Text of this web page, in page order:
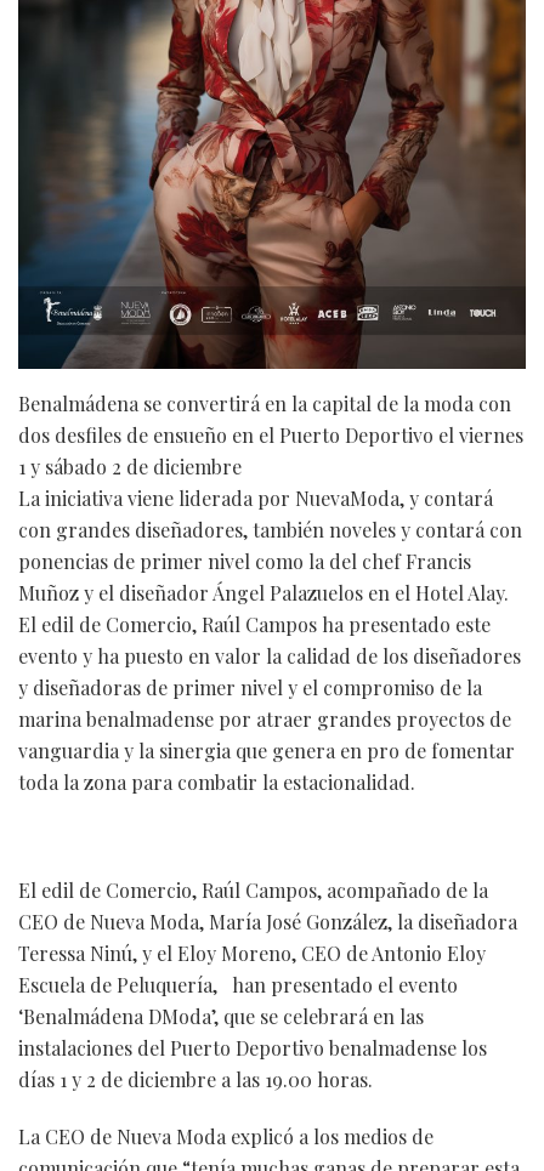
Benalmádena se convertirá en la capital de la moda con
dos desfiles de ensueño en el Puerto Deportivo el viernes
1 y sábado 2 de diciembre
La iniciativa viene liderada por NuevaModa, y contará
con grandes diseñadores, también noveles y contará con
ponencias de primer nivel como la del chef Francis
Muñoz y el diseñador Ángel Palazuelos en el Hotel Alay.
El edil de Comercio, Raúl Campos ha presentado este
evento y ha puesto en valor la calidad de los diseñadores
y diseñadoras de primer nivel y el compromiso de la
marina benalmadense por atraer grandes proyectos de
vanguardia y la sinergia que genera en pro de fomentar
toda la zona para combatir la estacionalidad.
El edil de Comercio, Raúl Campos, acompañado de la
CEO de Nueva Moda, María José González, la diseñadora
Teressa Ninú, y el Eloy Moreno, CEO de Antonio Eloy
Escuela de Peluquería, han presentado el evento
‘Benalmádena DModa’, que se celebrará en las
instalaciones del Puerto Deportivo benalmadense los
días 1 y 2 de diciembre a las 19.00 horas.
La CEO de Nueva Moda explicó a los medios de